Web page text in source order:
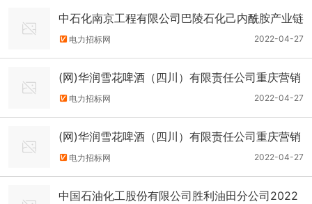
中石化南京工程有限公司巴陵石化己内酰胺产业链
搬迁与升级转型发展项目动力锅炉脱热回收塔、地
下槽壳体（含安装）招标公告
2022-04-27
电力招标网
(网)华润雪花啤酒（四川）有限责任公司重庆营销
中心涪陵销售大区（涪陵标段）2022年终端包装
项目资格预审公告
2022-04-27
电力招标网
(网)华润雪花啤酒（四川）有限责任公司重庆营销
中心涪陵销售大区（垫江标段）2022年终端包装
项目资格预审公告
2022-04-27
电力招标网
中国石油化工股份有限公司胜利油田分公司2022